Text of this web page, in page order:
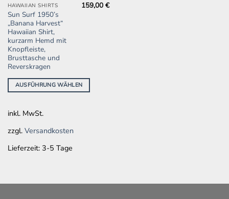
HAWAIIAN SHIRTS
Sun Surf 1950’s
„Banana Harvest“
Hawaiian Shirt,
kurzarm Hemd mit
Knopfleiste,
Brusttasche und
Reverskragen
159,00€
AUSFÜHRUNG WÄHLEN
Dieses
Produkt
weist
mehrere
Varianten
auf.
Die
Optionen
können
der
gewählt
werden
inkl. MwSt.
zzgl. Versandkosten
Lieferzeit: 3-5 Tage